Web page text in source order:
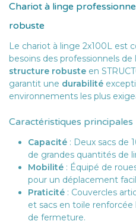
Chariot à linge
robuste
Le chariot à linge 2x100L est
besoins des professionnels
structure robuste en
garantit une durabilité
environnements les plus
Caractéristiques principales
Capacité : Deux sacs de
de grandes quantités de
Mobilité : Équipé de
pour un déplacement
Praticité : Couvercles
et sacs en toile
de fermeture.